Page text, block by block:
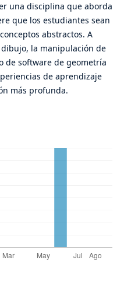
una disciplina que aborda
que los estudiantes sean
abstractos. A
la manipulación de
de software de geometría
de aprendizaje
más profunda.